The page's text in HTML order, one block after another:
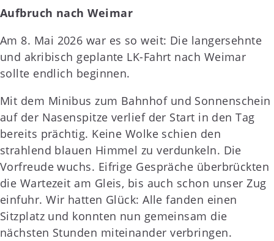
Aufbruch nach Weimar
Am 8. Mai 2026 war es so weit: Die langersehnte
und akribisch geplante LK-Fahrt nach Weimar
sollte endlich beginnen.
Mit dem Minibus zum Bahnhof und Sonnenschein
auf der Nasenspitze verlief der Start in den Tag
bereits prächtig. Keine Wolke schien den
strahlend blauen Himmel zu verdunkeln. Die
Vorfreude wuchs. Eifrige Gespräche überbrückten
die Wartezeit am Gleis, bis auch schon unser Zug
einfuhr. Wir hatten Glück: Alle fanden einen
Sitzplatz und konnten nun gemeinsam die
nächsten Stunden miteinander verbringen.